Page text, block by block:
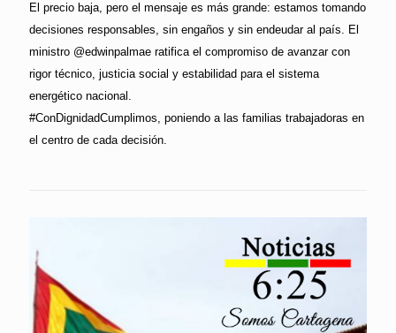
El precio baja, pero el mensaje es más grande: estamos tomando
decisiones responsables, sin engaños y sin endeudar al país. El
ministro @edwinpalmae ratifica el compromiso de avanzar con
rigor técnico, justicia social y estabilidad para el sistema
energético nacional.
#ConDignidadCumplimos, poniendo a las familias trabajadoras en
el centro de cada decisión.